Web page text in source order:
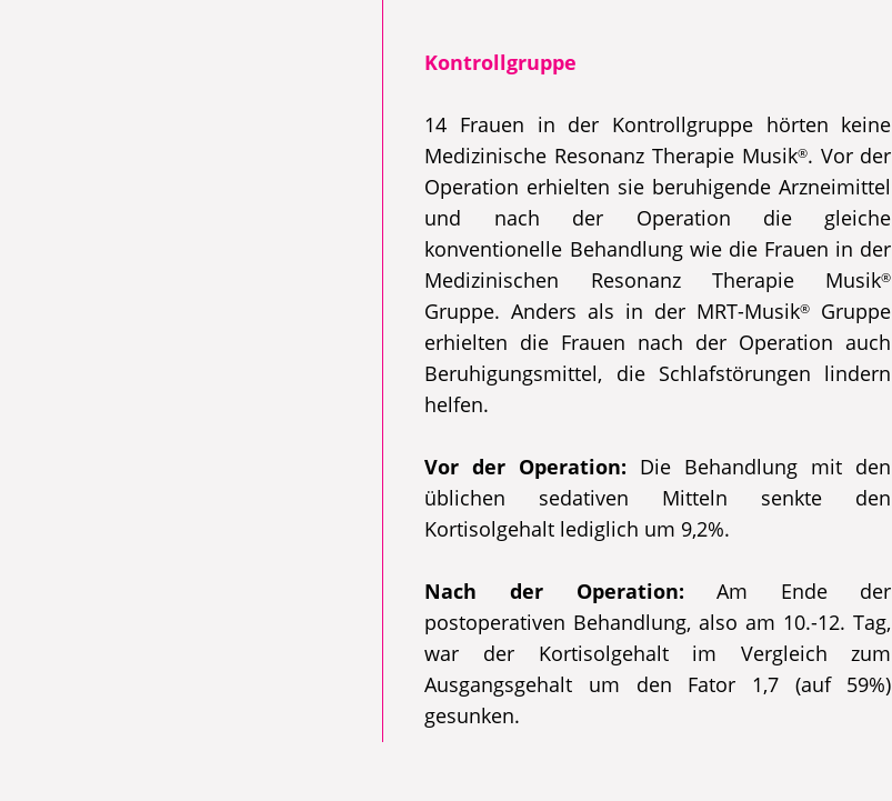
Kontrollgruppe
14 Frauen in der Kontrollgruppe hörten keine
Medizinische Resonanz Therapie Musik®. Vor der
Operation erhielten sie beruhigende Arzneimittel
und nach der Operation die gleiche
konventionelle Behandlung wie die Frauen in der
Medizinischen Resonanz Therapie Musik®
Gruppe. Anders als in der MRT-Musik®
Gruppe
erhielten die Frauen nach der Operation auch
Beruhigungsmittel, die Schlafstörungen lindern
helfen.
Vor der Operation: Die Behandlung mit den
üblichen sedativen Mitteln senkte den
Kortisolgehalt lediglich um 9,2%.
Nach der Operation: Am Ende der
postoperativen Behandlung, also am 10.-12. Tag,
war der Kortisolgehalt im Vergleich zum
Ausgangsgehalt um den Fator 1,7 (auf 59%)
gesunken.